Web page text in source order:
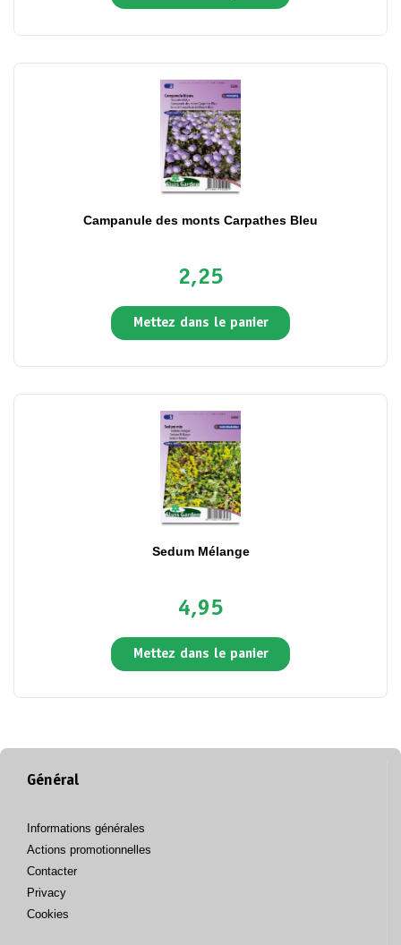
Campanule des monts Carpathes Bleu
2,25
Mettez dans le panier
Sedum Mélange
4,95
Mettez dans le panier
Général
Informations générales
Actions promotionnelles
Contacter
Privacy
Cookies